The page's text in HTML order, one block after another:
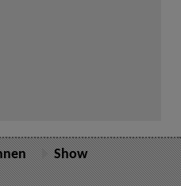
Show